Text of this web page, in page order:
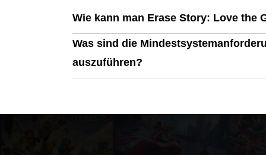
Wie kann man Erase Story: Love the
Was sind die
auszuführen?